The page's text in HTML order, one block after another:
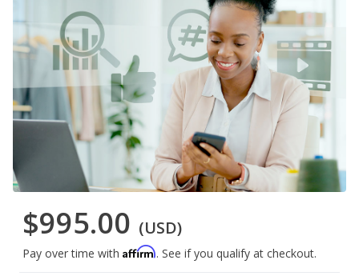
$995.00 (USD)
Pay over time with Affirm. See if you qualify at checkout.